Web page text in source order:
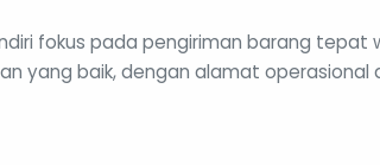
fokus pada pengiriman barang tepat
yang baik, dengan alamat operasional